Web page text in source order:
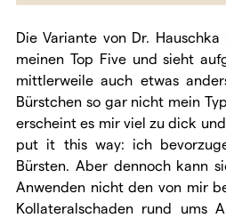
Die Variante von Dr.
meinen Top Five und sieht
mittlerweile auch etwas
Bürstchen so gar nicht mein
erscheint es mir viel zu dick
put it this way: ich
Bürsten. Aber dennoch kann
Anwenden nicht den von mir
Kollateralschaden rund ums